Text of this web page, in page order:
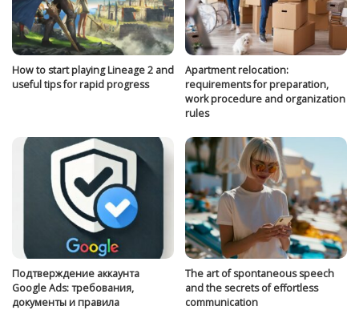
How to start playing Lineage 2 and
useful tips for rapid progress
Apartment relocation:
requirements for preparation,
work procedure and organization
rules
Подтверждение аккаунта
Google Ads: требования,
документы и правила
The art of spontaneous speech
and the secrets of effortless
communication